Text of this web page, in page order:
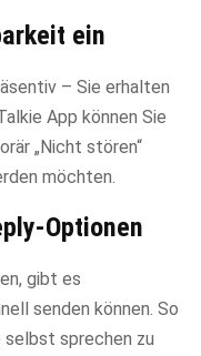
ein
– Sie erhalten
App können Sie
„Nicht stören“
möchten.
Optionen
gibt es
senden können. So
selbst sprechen zu